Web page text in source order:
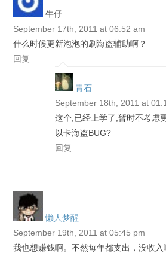
牛仔
September 17th, 2011 at 06:52 am
什么时候更新泡泡的刷海盗辅助啊？
回复
青石
September 18th, 2011 at
这个,已经上学了,暂时不考虑
以卡海盗BUG?
回复
懒人梦醒
September 19th, 2011 at 05:45 pm
我也想赚钱啊。不然每年都支出，没收